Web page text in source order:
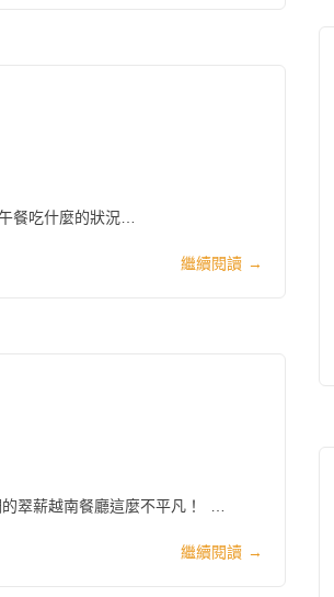
餐吃什麼的狀況…
繼續閱讀 →
翠薪越南餐廳這麼不平凡！ …
繼續閱讀 →